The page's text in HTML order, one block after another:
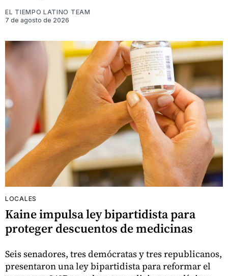
EL TIEMPO LATINO TEAM
7 de agosto de 2026
LOCALES
Kaine impulsa ley bipartidista para
proteger descuentos de medicinas
Seis senadores, tres demócratas y tres republicanos,
presentaron una ley bipartidista para reformar el